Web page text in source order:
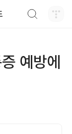
예방에